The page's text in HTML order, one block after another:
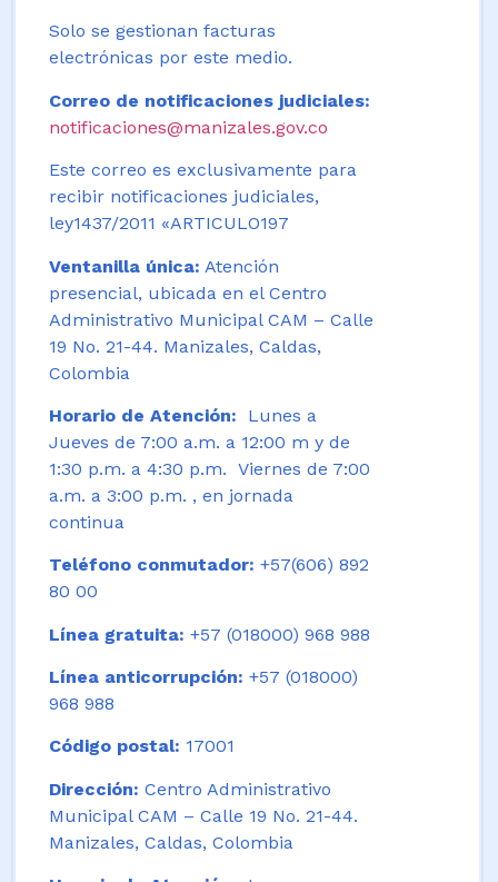
Solo se gestionan facturas
electrónicas por este medio.
Correo de notificaciones judiciales:
notificaciones@manizales.gov.co
Este correo es exclusivamente para
recibir notificaciones judiciales,
ley1437/2011 «ARTICULO197
Ventanilla única: Atención
presencial, ubicada en el Centro
Administrativo Municipal CAM – Calle
19 No. 21-44. Manizales, Caldas,
Colombia
Horario de Atención:
Lunes a
Jueves de 7:00 a.m. a 12:00 m y de
1:30 p.m. a 4:30 p.m. Viernes de 7:00
a.m. a 3:00 p.m. , en jornada
continua
Teléfono conmutador: +57(606) 892
80 00
Línea gratuita: +57 (018000) 968 988
Línea anticorrupción: +57 (018000)
968 988
Código postal: 17001
Dirección: Centro Administrativo
Municipal CAM – Calle 19 No. 21-44.
Manizales, Caldas, Colombia